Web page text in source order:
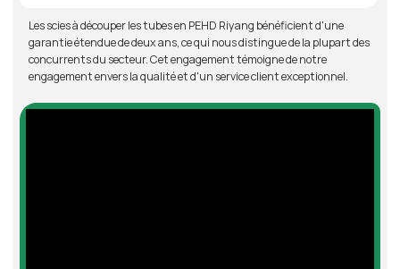
Les scies à découper les tubes en PEHD Riyang bénéficient d'une
garantie étendue de deux ans, ce qui nous distingue de la plupart des
concurrents du secteur. Cet engagement témoigne de notre
engagement envers la qualité et d'un service client exceptionnel.